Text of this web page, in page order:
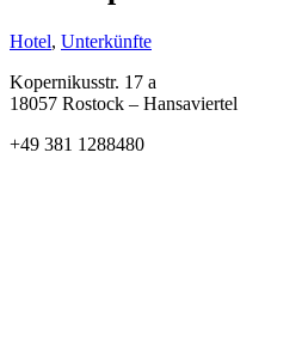
Hotel, Unterkünfte
Kopernikusstr. 17 a
18057 Rostock – Hansaviertel
+49 381 1288480